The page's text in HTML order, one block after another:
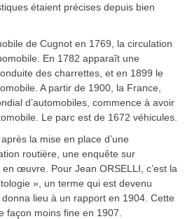
étaient précises depuis bien
de Cugnot en 1769, la circulation
En 1782 apparaît une
des charrettes, et en 1899 le
A partir de 1900, la France,
d’automobiles, commence à avoir
Le parc est de 1672 véhicules.
la mise en place d’une
routière, une enquête sur
en œuvre. Pour Jean ORSELLI, c’est la
», un terme qui est devenu
lieu à un rapport en 1904. Cette
façon moins fine en 1907.